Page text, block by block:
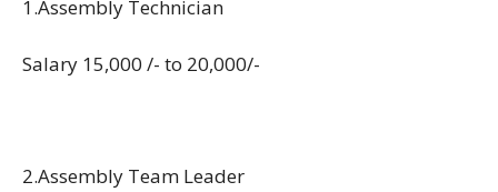
1.Assembly Technician
Salary 15,000 /- to 20,000/-
2.Assembly Team Leader